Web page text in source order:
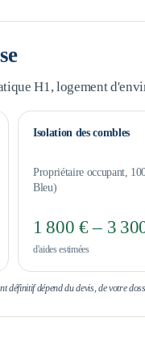
H1, logement
Isolation des combles
Propriétaire occupant,
Bleu)
1 800 € – 3
d'aides estimées
dépend du devis, de votre